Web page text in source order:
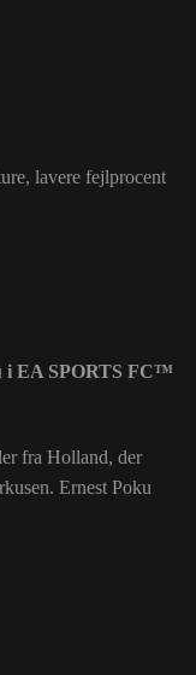
lavere fejlprocent
i EA SPORTS FC™
fra Holland, der
Ernest Poku